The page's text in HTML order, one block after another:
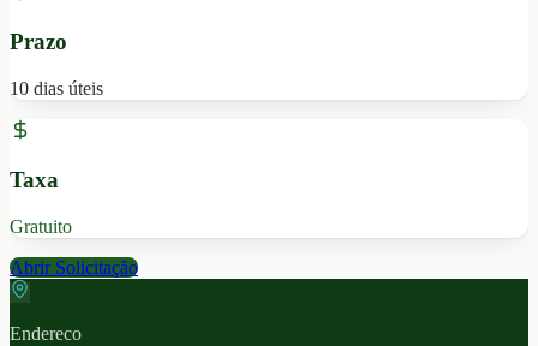
Prazo
10 dias úteis
Taxa
Gratuito
Abrir Solicitação
Endereco